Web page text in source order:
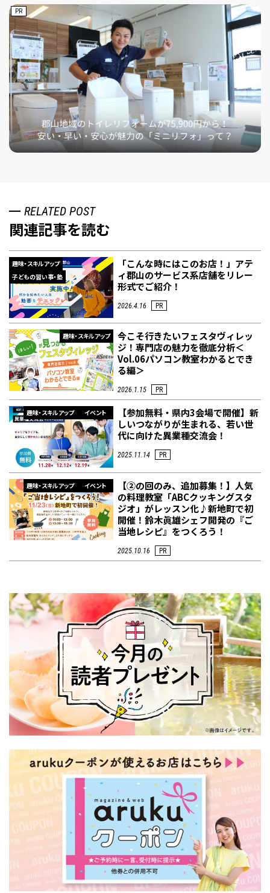
PR
RELATED POST
関連記事を読む
趣味・スキルアップ
子どもの習い事・塾
「こんな時にはこのお店！」アテ
ィ郡山のサービス系店舗をリレー
形式でご紹介！
2026.4.16 PR
趣味・スキルアップ
今こそ行きたいフェスタヴィレッ
ジ！専門店の魅力を徹底分析＜
Vol.06パソコン教室わかるとでき
る編＞
2026.1.15 PR
趣味・スキルアップ イベント
【参加無料・県内3会場で開催】新
しいつながりが生まれる、若い世
代に向けた異業種交流会！
2025.11.14 PR
趣味・スキルアップ イベント
【②の回のみ、追加募集！】人気
の料理教室「ABCクッキングスタ
ジオ」がレッスン化♪新地町で初
開催！鈴木眞雄シェフ開発の『ご
当地レシピ』をつくろう！
2025.10.16 PR